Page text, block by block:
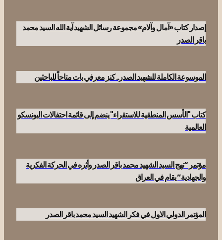
إصدار كتاب «آمال وآلام» مجموعة رسائل الشهيد آية الله السيد محمد
باقر الصدر
الموسوعة الكاملة للشهيد الصدر.. كنز معرفي بات متاحاً للباحثين
كتاب "الأسس المنطقية للاستقراء" ينضم إلى قائمة احتفالات اليونسكو
العالمية
مؤتمر “نهج السيد الشهيد محمد باقر الصدر وأثره في الحركة الفكرية
والجهادية” يقام في العراق
المؤتمر الدولي الاول في فكر الشهيد السيد محمد باقر الصدر